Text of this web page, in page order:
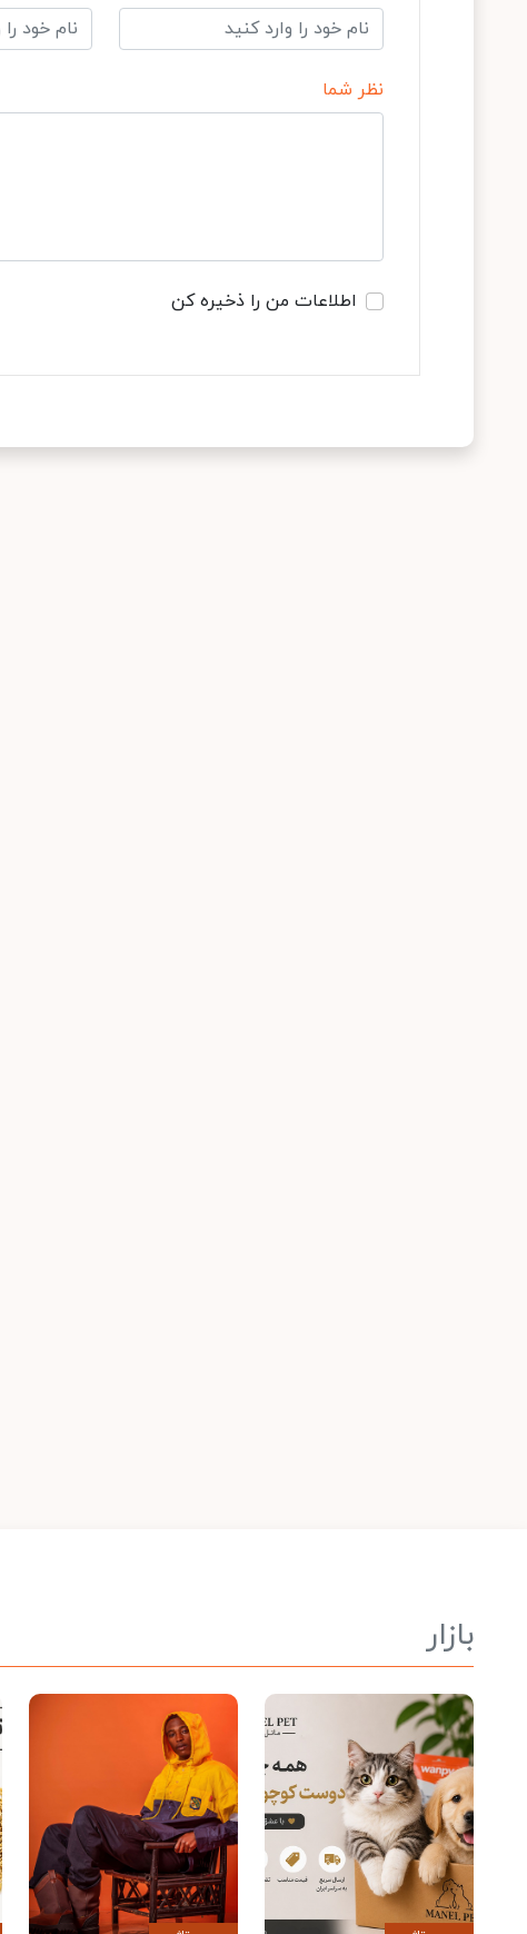
نظر شما
اطلاعات من را ذخیره کن
بازار